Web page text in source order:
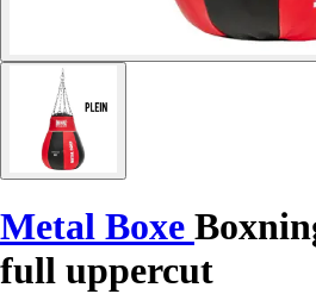
Metal Boxe
full uppercut